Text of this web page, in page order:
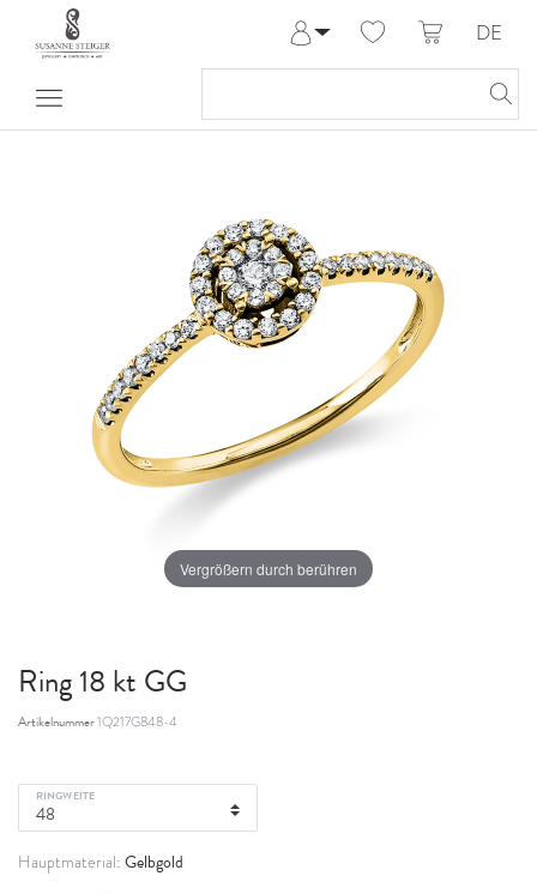
Anmelden
Meine Bestellungen
DE
Vergrößern durch berühren
Ring 18 kt GG
Artikelnummer1Q217G848-4
RINGWEITE
Hauptmaterial: Gelbgold